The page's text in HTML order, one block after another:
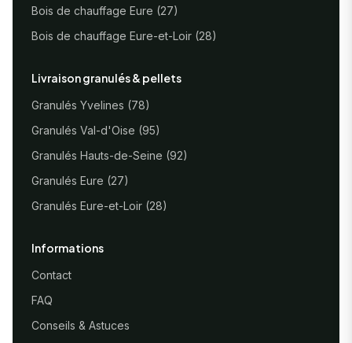
Bois de chauffage Eure (27)
Bois de chauffage Eure-et-Loir (28)
Livraison granulés & pellets
Granulés Yvelines (78)
Granulés Val-d'Oise (95)
Granulés Hauts-de-Seine (92)
Granulés Eure (27)
Granulés Eure-et-Loir (28)
Informations
Contact
FAQ
Conseils & Astuces